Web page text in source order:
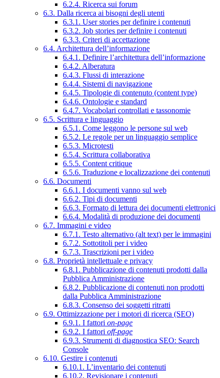
6.2.4. Ricerca sui forum
6.3. Dalla ricerca ai bisogni degli utenti
6.3.1. User stories per definire i contenuti
6.3.2. Job stories per definire i contenuti
6.3.3. Criteri di accettazione
6.4. Architettura dell’informazione
6.4.1. Definire l’architettura dell’informazione
6.4.2. Alberatura
6.4.3. Flussi di interazione
6.4.4. Sistemi di navigazione
6.4.5. Tipologie di contenuto (content type)
6.4.6. Ontologie e standard
6.4.7. Vocabolari controllati e tassonomie
6.5. Scrittura e linguaggio
6.5.1. Come leggono le persone sul web
6.5.2. Le regole per un linguaggio semplice
6.5.3. Microtesti
6.5.4. Scrittura collaborativa
6.5.5. Content critique
6.5.6. Traduzione e localizzazione dei contenuti
6.6. Documenti
6.6.1. I documenti vanno sul web
6.6.2. Tipi di documenti
6.6.3. Formato di lettura dei documenti elettronici
6.6.4. Modalità di produzione dei documenti
6.7. Immagini e video
6.7.1. Testo alternativo (alt text) per le immagini
6.7.2. Sottotitoli per i video
6.7.3. Trascrizioni per i video
6.8. Proprietà intellettuale e privacy
6.8.1. Pubblicazione di contenuti prodotti dalla
Pubblica Amministrazione
6.8.2. Pubblicazione di contenuti non prodotti
dalla Pubblica Amministrazione
6.8.3. Consenso dei soggetti ritratti
6.9. Ottimizzazione per i motori di ricerca (SEO)
6.9.1. I fattori on-page
6.9.2. I fattori off-page
6.9.3. Strumenti di diagnostica SEO: Search
Console
6.10. Gestire i contenuti
6.10.1. L’inventario dei contenuti
6.10.2. Revisionare i contenuti